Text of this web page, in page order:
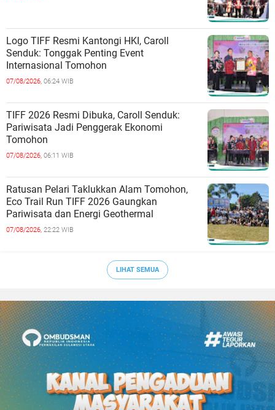
Logo TIFF Resmi Kantongi HKI, Caroll
Senduk: Tonggak Penting Event
Internasional Tomohon
07/08/2026, 06:24 WIB
TIFF 2026 Resmi Dibuka, Caroll Senduk:
Pariwisata Jadi Penggerak Ekonomi
Tomohon
07/08/2026, 06:11 WIB
Ratusan Pelari Taklukkan Alam Tomohon,
Eco Trail Run TIFF 2026 Gaungkan
Pariwisata dan Energi Geothermal
07/08/2026, 22:22 WIB
LIHAT SEMUA